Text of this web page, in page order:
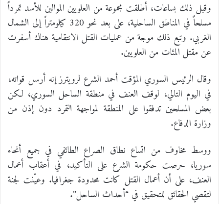
وقبل ذلك بساعات، أطلقت مجموعة من العلويين الموالين للأسد تمرداً
مسلحاً في المناطق الساحلية، على بعد نحو 320 كيلومتراً إلى الشمال
الغربي. وتبع ذلك موجة من عمليات القتل الانتقامية هناك أسفرت
عن مقتل المئات من العلويين.
وقال الرئيس السوري المؤقت أحمد الشرع لرويترز إنه أرسل قواته،
في اليوم التالي، لوقف العنف في منطقة الساحل السوري، لكن
بعض المسلحين تدفقوا على المنطقة لمواجهة التمرد دون إذن من
وزارة الدفاع.
ووسط مخاوف من اتساع نطاق الصراع الطائفي في جميع أنحاء
سوريا، حرصت حكومة الشرع على التأكيد، في أعقاب أعمال
العنف، على أن أعمال القتل كانت محدودة جغرافيا. وعيّنت لجنة
لتقصي الحقائق للتحقيق في “أحداث الساحل”.